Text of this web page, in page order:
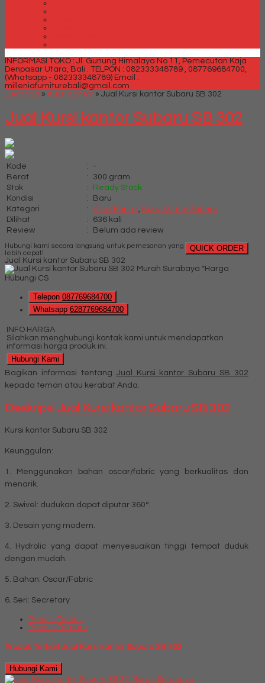
INFORMASI TOKO : Jl. Gunung Himalaya No 11, Pemecutan Kaja
Denpasar Utara, Bali . TELPON : 082333348789 , 087769684700,
(Whatsapp - 082333348789) Email :
milleniafurniturebali@gmail.com
Beranda » Kursi Kantor » Jual Kursi kantor Subaru SB 302
Jual Kursi kantor Subaru SB 302
Kode :
-
Berat
:
300 gram
Stok
:
Ready Stock
Kondisi
:
Baru
Kategori
: Kursi Kantor, Kursi Kantor Subaru
Dilihat
:
636 kali
Review
: Belum ada review
QUICK ORDER
Hubungi kami secara langsung untuk pemesanan yang
lebih cepat!
Jual Kursi kantor Subaru SB 302
*Harga
Hubungi CS
Telepon 087769684700
Whatsapp 6287769684700
INFO HARGA
Silahkan menghubungi kontak kami untuk mendapatkan
informasi harga produk ini.
Hubungi Kami
Bagikan informasi tentang Jual Kursi kantor Subaru SB 302
kepada teman atau kerabat Anda.
DeskripsiJual Kursi kantor Subaru SB 302
Kursi kantor Subaru SB 302
Keunggulan:
1. Menggunakan bahan oscar/fabric yang berkualitas dan
menarik.
2. Swivel: dudukan dapat diputar 360°.
3. Desain yang modern.
4. Hydrolic yang dapat menyesuaikan tinggi tempat duduk
dengan mudah.
5. Bahan: Oscar/Fabric
6. Seri: Secretary
Produk Terkait
Produk Terbaru
Produk Terkait Jual Kursi kantor Subaru SB 302
Hubungi Kami